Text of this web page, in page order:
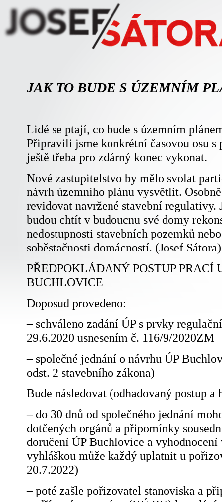
JAK TO BUDE S ÚZEMNÍM
Lidé se ptají, co bude s územním
Připravili jsme konkrétní časovou osu s
ještě třeba pro zdárný konec vykonat.
Nové zastupitelstvo by mělo svolat
návrh územního plánu vysvětlit.
revidovat navržené stavební regulativy.
budou chtít v budoucnu své domy
nedostupnosti stavebních pozemků
soběstačnosti domácností. (Josef Sátora)
PŘEDPOKLÁDANÝ POSTUP PRACÍ
BUCHLOVICE
Doposud provedeno:
– schváleno zadání ÚP s prvky
29.6.2020 usnesením č. 116/9/2020ZM
– společné jednání o návrhu ÚP
odst. 2 stavebního zákona)
Bude následovat (odhadovaný postup a
– do 30 dnů od společného jednání
dotčených orgánů a připomínky
doručení ÚP Buchlovice a
vyhláškou může každý uplatnit u
20.7.2022)
– poté zašle pořizovatel stanoviska a